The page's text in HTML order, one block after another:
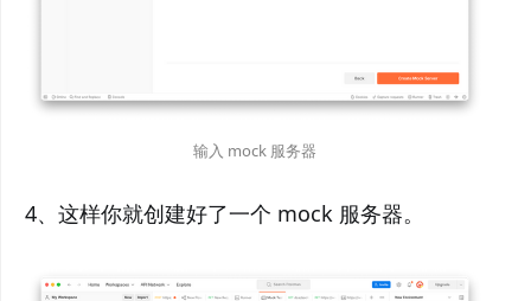
输入 mock 服务器
4、这样你就创建好了一个 mock 服务器。